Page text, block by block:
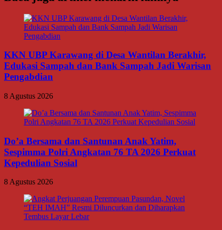
KKN UBP Karawang di Desa Wantilan Berakhir,
Edukasi Sampah dan Bank Sampah Jadi Warisan
Pengabdian
8 Agustus 2026
Do’a Bersama dan Santunan Anak Yatim,
Sespimma Polri Angkatan 76 TA 2026 Perkuat
Kepedulian Sosial
8 Agustus 2026